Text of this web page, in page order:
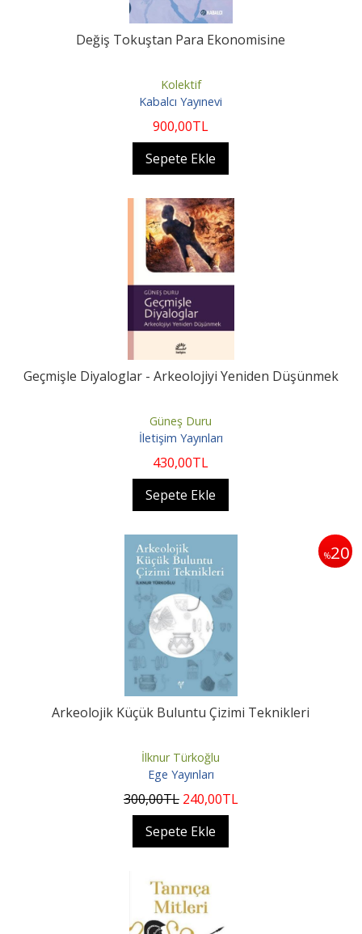
Değiş Tokuştan Para Ekonomisine
Kolektif
Kabalcı Yayınevi
900,00TL
Sepete Ekle
Geçmişle Diyaloglar - Arkeolojiyi Yeniden Düşünmek
Güneş Duru
İletişim Yayınları
430,00TL
Sepete Ekle
%20
Arkeolojik Küçük Buluntu Çizimi Teknikleri
İlknur Türkoğlu
Ege Yayınları
300,00TL 240,00TL
Sepete Ekle